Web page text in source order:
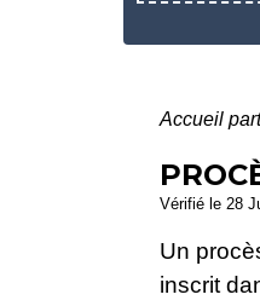
Accueil
Vérifié le 28
Un
inscrit